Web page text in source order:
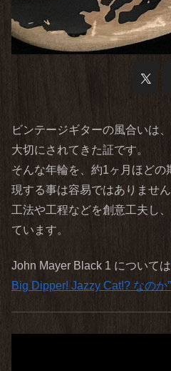
ビンテージギターの風合いは
大切にされてきた証です。
そんな年輪を、約1ヶ月ほど
現する事は容易ではありません
工法や工程などを創意工夫し
ています。
John Mayer Black 1 については
Big Dipper! Jazzy Cat!? なのか”